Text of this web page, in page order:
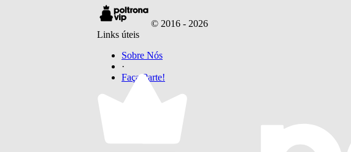
© 2016 - 2026
Links úteis
Sobre Nós
·
Faça Parte!